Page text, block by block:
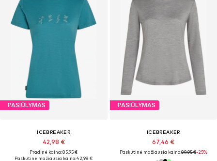
PASIŪLYMAS
ICEBREAKER
42,98 €
Pradinė kaina: 85,95 €
Paskutinė mažiausia kaina:42,98 €
PASIŪLYMAS
ICEBREAKER
67,46 €
Paskutinė mažiausia kaina:89,95 €-25%